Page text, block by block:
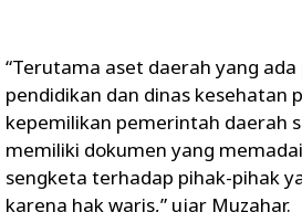
“Terutama aset daerah yang ada
pendidikan dan dinas kesehatan
kepemilikan pemerintah daerah
memiliki dokumen yang
sengketa terhadap pihak-pihak
karena hak waris,” ujar Muzahar.